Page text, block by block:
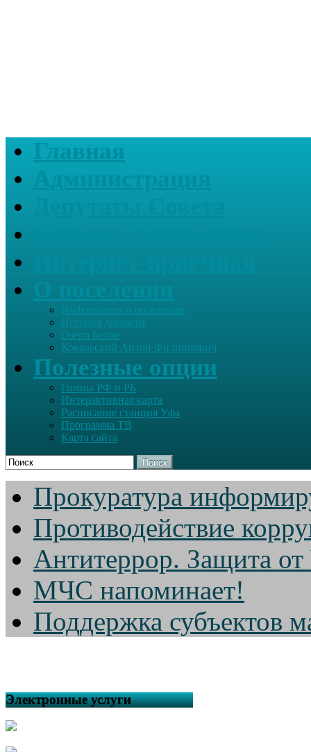
Главная
Информация о поселении
История деревень
Озеро Белое
Ковальский Антон Филиппович
Полезные опции
Гимны РФ и РБ
Интерактивная карта
Расписание станция Уфа
Программа ТВ
Карта сайта
Поиск
Прокуратура
Противодействие
Антитеррор. Защита
МЧС напоминает!
Поддержка субъектов
Электронные услуги